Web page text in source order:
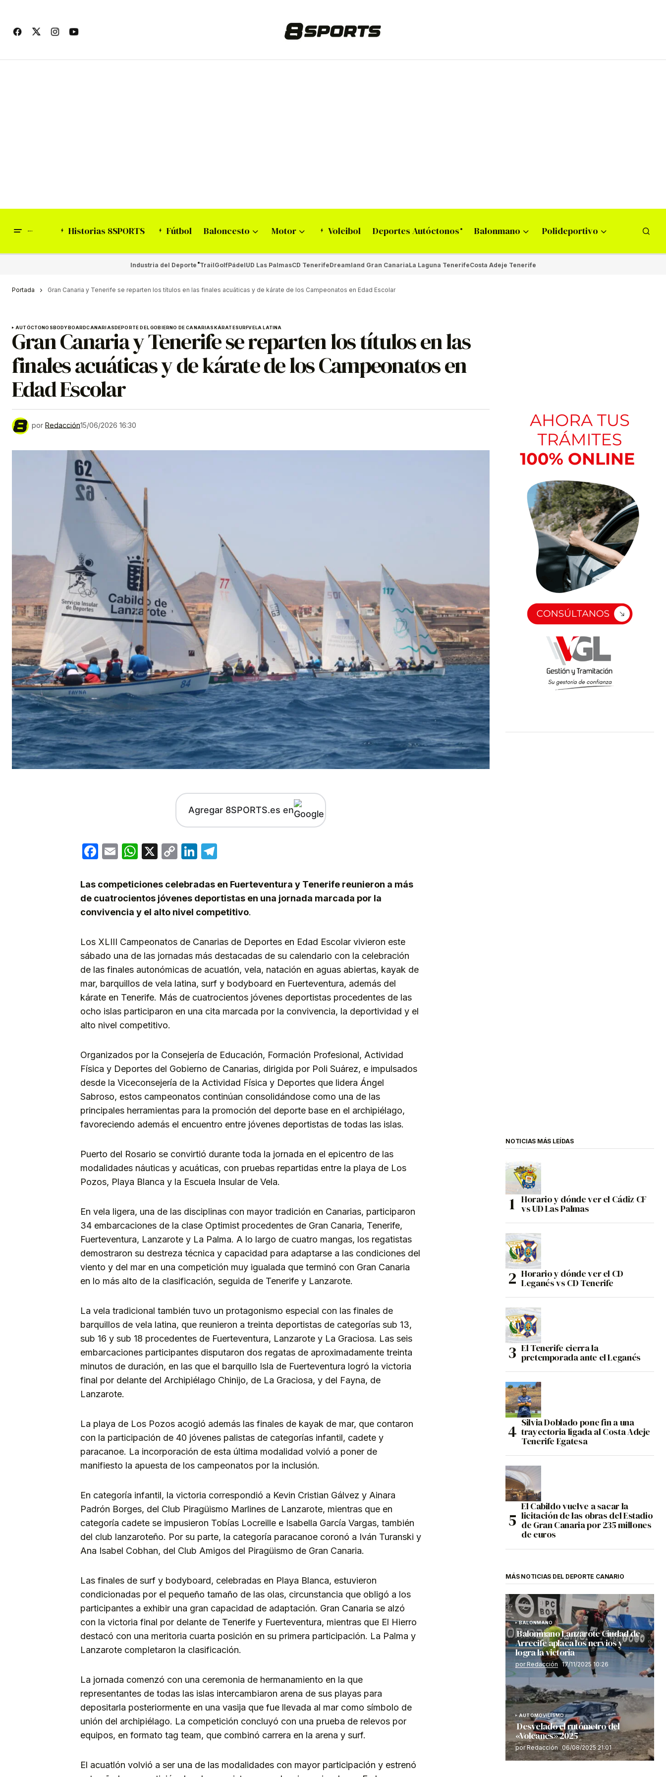
Historias 8SPORTS Fútbol Baloncesto Motor Voleibol Deportes Autóctonos Balonmano Polideportivo
Industria del Deporte TrailGolfPádelUD Las PalmasCD TenerifeDreamland Gran CanariaLa Laguna TenerifeCosta Adeje Tenerife
Portada Gran Canaria y Tenerife se reparten los títulos en las finales acuáticas y de kárate de los Campeonatos en Edad Escolar
AUTÓCTONOSBODYBOARDCANARIASDEPORTE DEL GOBIERNO DE CANARIASKÁRATESURFVELA LATINA
Gran Canaria y Tenerife se reparten los títulos en las
finales acuáticas y de kárate de los Campeonatos en
Edad Escolar
por Redacción15/06/2026 16:30
Agregar 8SPORTS.es en
Facebook
EmailWhatsApp
X
CopyLinkedIn
Las competiciones celebradas en Fuerteventura y Tenerife reunieron a más
de cuatrocientos jóvenes deportistas en una jornada marcada por la
convivencia y el alto nivel competitivo.
Los XLIII Campeonatos de Canarias de Deportes en Edad Escolar vivieron este
sábado una de las jornadas más destacadas de su calendario con la celebración
de las finales autonómicas de acuatlón, vela, natación en aguas abiertas, kayak de
mar, barquillos de vela latina, surf y bodyboard en Fuerteventura, además del
kárate en Tenerife. Más de cuatrocientos jóvenes deportistas procedentes de las
ocho islas participaron en una cita marcada por la convivencia, la deportividad y el
alto nivel competitivo.
Organizados por la Consejería de Educación, Formación Profesional, Actividad
Física y Deportes del Gobierno de Canarias, dirigida por Poli Suárez, e impulsados
desde la Viceconsejería de la Actividad Física y Deportes que lidera Ángel
Sabroso, estos campeonatos continúan consolidándose como una de las
principales herramientas para la promoción del deporte base en el archipiélago,
favoreciendo además el encuentro entre jóvenes deportistas de todas las islas.
Puerto del Rosario se convirtió durante toda la jornada en el epicentro de las
modalidades náuticas y acuáticas, con pruebas repartidas entre la playa de Los
Pozos, Playa Blanca y la Escuela Insular de Vela.
En vela ligera, una de las disciplinas con mayor tradición en Canarias, participaron
34 embarcaciones de la clase Optimist procedentes de Gran Canaria, Tenerife,
Fuerteventura, Lanzarote y La Palma. A lo largo de cuatro mangas, los regatistas
demostraron su destreza técnica y capacidad para adaptarse a las condiciones del
viento y del mar en una competición muy igualada que terminó con Gran Canaria
en lo más alto de la clasificación, seguida de Tenerife y Lanzarote.
La vela tradicional también tuvo un protagonismo especial con las finales de
barquillos de vela latina, que reunieron a treinta deportistas de categorías sub 13,
sub 16 y sub 18 procedentes de Fuerteventura, Lanzarote y La Graciosa. Las seis
embarcaciones participantes disputaron dos regatas de aproximadamente treinta
minutos de duración, en las que el barquillo Isla de Fuerteventura logró la victoria
final por delante del Archipiélago Chinijo, de La Graciosa, y del Fayna, de
Lanzarote.
La playa de Los Pozos acogió además las finales de kayak de mar, que contaron
con la participación de 40 jóvenes palistas de categorías infantil, cadete y
paracanoe. La incorporación de esta última modalidad volvió a poner de
manifiesto la apuesta de los campeonatos por la inclusión.
En categoría infantil, la victoria correspondió a Kevin Cristian Gálvez y Ainara
Padrón Borges, del Club Piragüismo Marlines de Lanzarote, mientras que en
categoría cadete se impusieron Tobías Locreille e Isabella García Vargas, también
del club lanzaroteño. Por su parte, la categoría paracanoe coronó a Iván Turanski y
Ana Isabel Cobhan, del Club Amigos del Piragüismo de Gran Canaria.
Las finales de surf y bodyboard, celebradas en Playa Blanca, estuvieron
condicionadas por el pequeño tamaño de las olas, circunstancia que obligó a los
participantes a exhibir una gran capacidad de adaptación. Gran Canaria se alzó
con la victoria final por delante de Tenerife y Fuerteventura, mientras que El Hierro
destacó con una meritoria cuarta posición en su primera participación. La Palma y
Lanzarote completaron la clasificación.
La jornada comenzó con una ceremonia de hermanamiento en la que
representantes de todas las islas intercambiaron arena de sus playas para
depositarla posteriormente en una vasija que fue llevada al mar como símbolo de
unión del archipiélago. La competición concluyó con una prueba de relevos por
equipos, en formato tag team, que combinó carrera en la arena y surf.
El acuatlón volvió a ser una de las modalidades con mayor participación y estrenó
NOTICIAS MÁS LEÍDAS
Horario y dónde ver el Cádiz CF
vs UD Las Palmas
Horario y dónde ver el CD
Leganés vs CD Tenerife
El Tenerife cierra la
pretemporada ante el Leganés
Silvia Doblado pone fin a una
trayectoria ligada al Costa Adeje
Tenerife Egatesa
El Cabildo vuelve a sacar la
licitación de las obras del Estadio
de Gran Canaria por 235 millones
de euros
MÁS NOTICIAS DEL DEPORTE CANARIO
BALONMANO
Balonmano Lanzarote Ciudad de
Arrecife aplaca los nervios y
logra la victoria
por Redacción 17/11/2025 10:26
AUTOMOVILISMO
Desvelado el rutómetro del
«Volcanes» 2025
por Redacción 06/08/2025 21:01